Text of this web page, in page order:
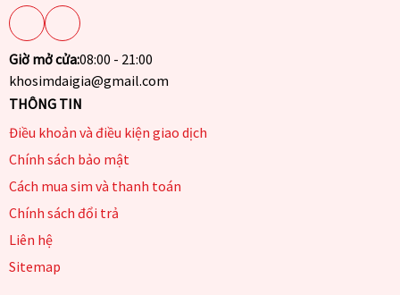
Giờ mở cửa:08:00 - 21:00
khosimdaigia@gmail.com
THÔNG TIN
Điều khoản và điều kiện giao dịch
Chính sách bảo mật
Cách mua sim và thanh toán
Chính sách đổi trả
Liên hệ
Sitemap